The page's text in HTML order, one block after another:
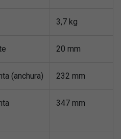
3,7 kg
20 mm
(anchura) 232 mm
347 mm